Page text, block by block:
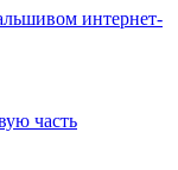
интернет-
часть